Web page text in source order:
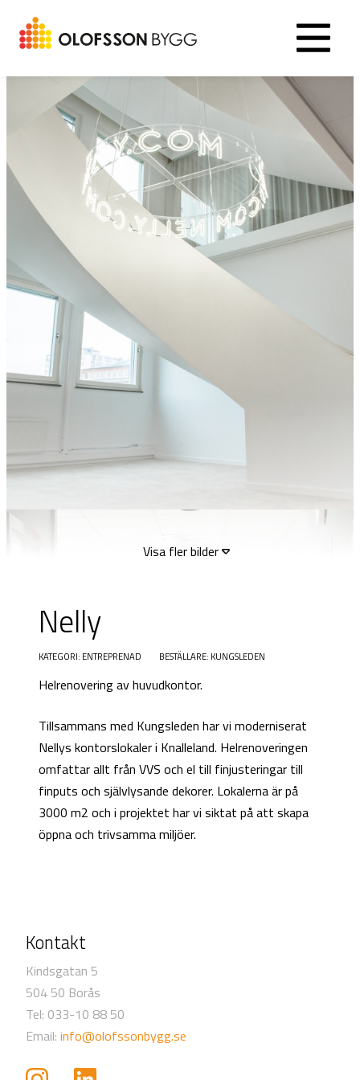
Visa fler bilder
Nelly
KATEGORI: ENTREPRENAD BESTÄLLARE: KUNGSLEDEN
Helrenovering av huvudkontor.
Tillsammans med Kungsleden har vi moderniserat
Nellys kontorslokaler i Knalleland. Helrenoveringen
omfattar allt från VVS och el till finjusteringar till
finputs och självlysande dekorer. Lokalerna är på
3000 m2 och i projektet har vi siktat på att skapa
öppna och trivsamma miljöer.
Kontakt
Kindsgatan 5
504 50 Borås
Tel: 033-10 88 50
Email: info@olofssonbygg.se